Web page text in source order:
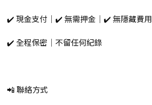
✔️ 現金支付｜✔️ 無需押金｜✔️ 無隱藏費用
✔️ 全程保密｜不留任何紀錄
📲 聯絡方式